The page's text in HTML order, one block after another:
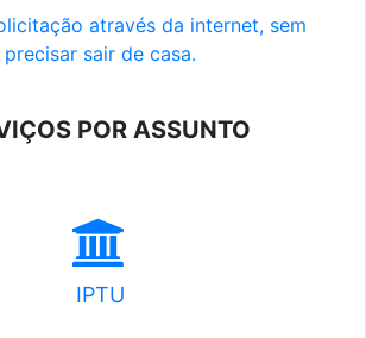
através da internet, sem
precisar sair de casa.
POR ASSUNTO
IPTU